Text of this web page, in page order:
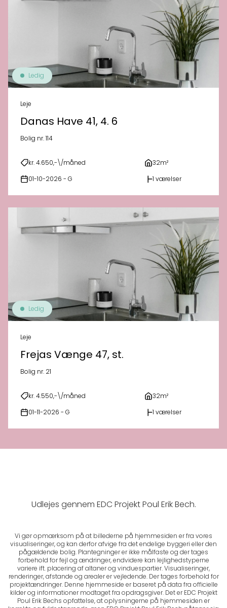
Ledig
Leje
Danas Have 41, 4. 6
Bolig nr. 114
kr. 4.650,-\/måned 32m²
01-10-2026 - G 1 værelser
Ledig
Leje
Frejas Vænge 47, st.
Bolig nr. 21
kr. 4.550,-\/måned 32m²
01-11-2026 - G 1 værelser
Udlejes gennem EDC Projekt Poul Erik Bech.
Vi gør opmærksom på at billederne på hjemmesiden er fra vores
visualiseringer, og kan derfor afvige fra det endelige byggeri eller den
pågældende bolig. Plantegninger er ikke målfaste og der tages
forbehold for fejl og ændringer, endvidere kan lejlighedstyperne
variere ift. placering af altaner og vinduespartier. Visualiseringer,
renderinger, afstande og arealer er vejledende. Der tages forbehold for
projektændringer. Denne hjemmeside er baseret på data fra officielle
kilder og informationer modtaget fra opdragsgiver. Det er EDC Projekt
Poul Erik Bechs opfattelse, at oplysningerne på hjemmesiden er